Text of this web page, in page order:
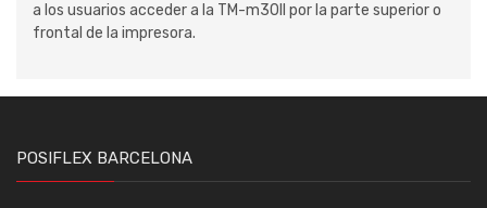
a los usuarios acceder a la TM-m30II por la parte superior o
frontal de la impresora.
POSIFLEX BARCELONA